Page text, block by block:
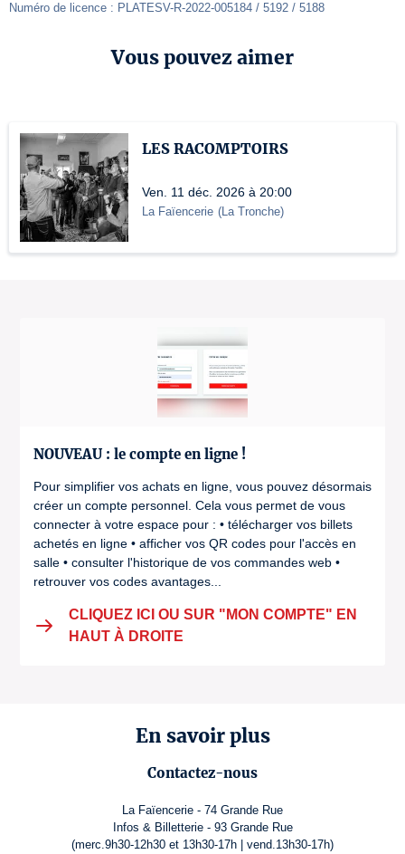
Numéro de licence : PLATESV-R-2022-005184 / 5192 / 5188
Vous pouvez aimer
LES RACOMPTOIRS
Ven. 11 déc. 2026 à 20:00
La Faïencerie (La Tronche)
NOUVEAU : le compte en ligne !
Pour simplifier vos achats en ligne, vous pouvez désormais
créer un compte personnel. Cela vous permet de vous
connecter à votre espace pour : • télécharger vos billets
achetés en ligne • afficher vos QR codes pour l'accès en
salle • consulter l'historique de vos commandes web •
retrouver vos codes avantages...
CLIQUEZ ICI OU SUR "MON COMPTE" EN
HAUT À DROITE
En savoir plus
Contactez-nous
La Faïencerie - 74 Grande Rue
Infos & Billetterie - 93 Grande Rue
(merc.9h30-12h30 et 13h30-17h | vend.13h30-17h)